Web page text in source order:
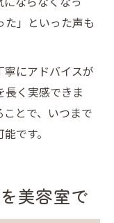
た」といった声も
寧にアドバイスが
長く実感できま
とで、いつまで
です。
美容室で